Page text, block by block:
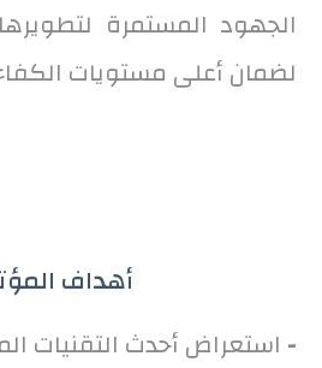
الجهود المستمرة
لضمان أعلى مستويات
أهداف
- استعراض أحدث التقنيات